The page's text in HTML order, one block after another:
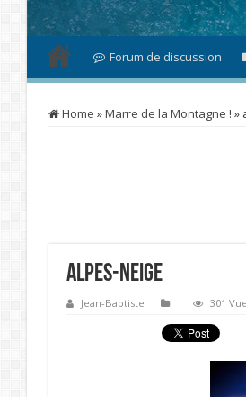
Forum de discussion
Home »Marre de la Montagne ! »
alpes-neige
Jean-Baptiste 301